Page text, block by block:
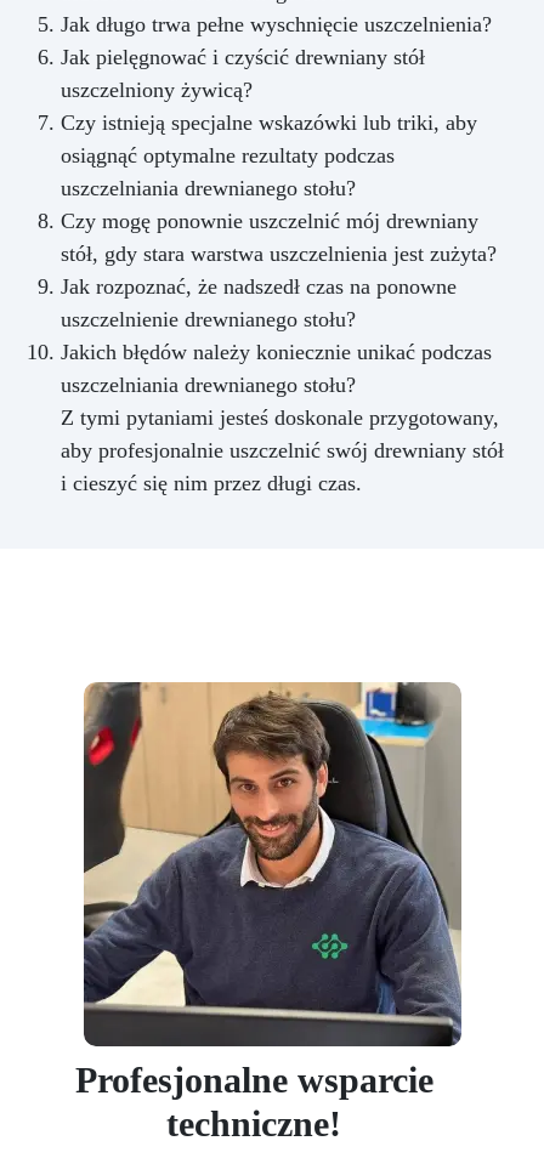
Jak długo trwa pełne wyschnięcie uszczelnienia?
Jak pielęgnować i czyścić drewniany stół
uszczelniony żywicą?
Czy istnieją specjalne wskazówki lub triki, aby
osiągnąć optymalne rezultaty podczas
uszczelniania drewnianego stołu?
Czy mogę ponownie uszczelnić mój drewniany
stół, gdy stara warstwa uszczelnienia jest zużyta?
Jak rozpoznać, że nadszedł czas na ponowne
uszczelnienie drewnianego stołu?
Jakich błędów należy koniecznie unikać podczas
uszczelniania drewnianego stołu?
Z tymi pytaniami jesteś doskonale przygotowany,
aby profesjonalnie uszczelnić swój drewniany stół
i cieszyć się nim przez długi czas.
Profesjonalne wsparcie
techniczne!